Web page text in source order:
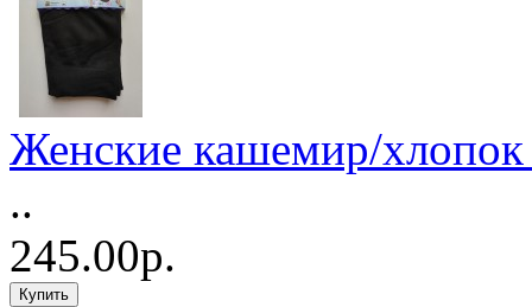
Женские кашемир/
..
245.00р.